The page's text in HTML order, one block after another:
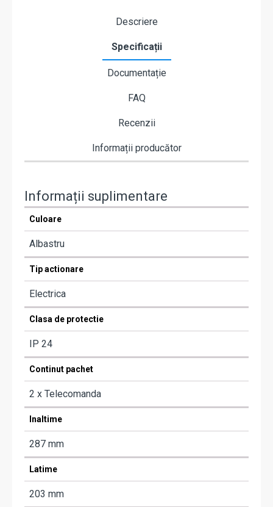
Descriere
Specificații
Documentație
FAQ
Recenzii
Informații producător
Informații suplimentare
Culoare
Albastru
Tip actionare
Electrica
Clasa de protectie
IP 24
Continut pachet
2 x Telecomanda
Inaltime
287 mm
Latime
203 mm